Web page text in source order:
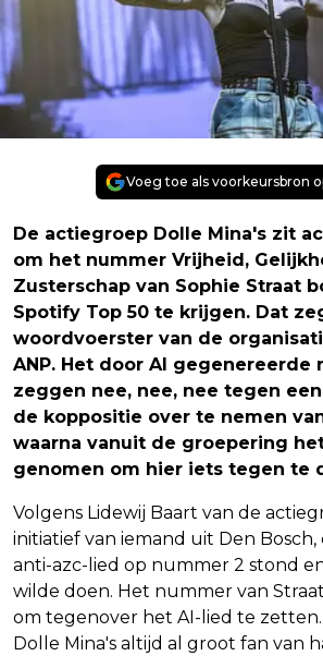
Voeg toe als voorkeursbron
De actiegroep Dolle Mina's zit
om het nummer Vrijheid,
Zusterschap van Sophie Straat
Spotify Top 50 te krijgen. Dat
woordvoerster van de
ANP. Het door AI gegenereerde
zeggen nee, nee, nee tegen
de koppositie over te nemen
waarna vanuit de groepering
genomen om hier iets tegen te
Volgens Lidewij Baart van de
initiatief van iemand uit Den
anti-azc-lied op nummer 2 stond
wilde doen. Het nummer van
om tegenover het AI-lied te
Dolle Mina's altijd al groot fan van